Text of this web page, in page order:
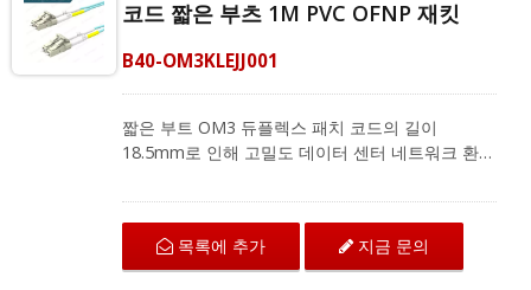
코드 짧은 부츠 1M PVC OFNP 재킷
B40-OM3KLEJJ001
짧은 부트 OM3 듀플렉스 패치 코드의 길이
18.5mm로 인해 고밀도 데이터 센터 네트워크 환경
패치 코드는 구부림 저항 섬유로 뛰어난 기계적 보
호와 IEC 및 ANSI/TIA 표준에 따른 우수한 전송 품
질을 제공합니다. 다중 모드 듀플렉스 패치 코드는
지역 네트워크, 광섬유 통신 시스템 및 CATV 애플
목록에 추가 지금 문의